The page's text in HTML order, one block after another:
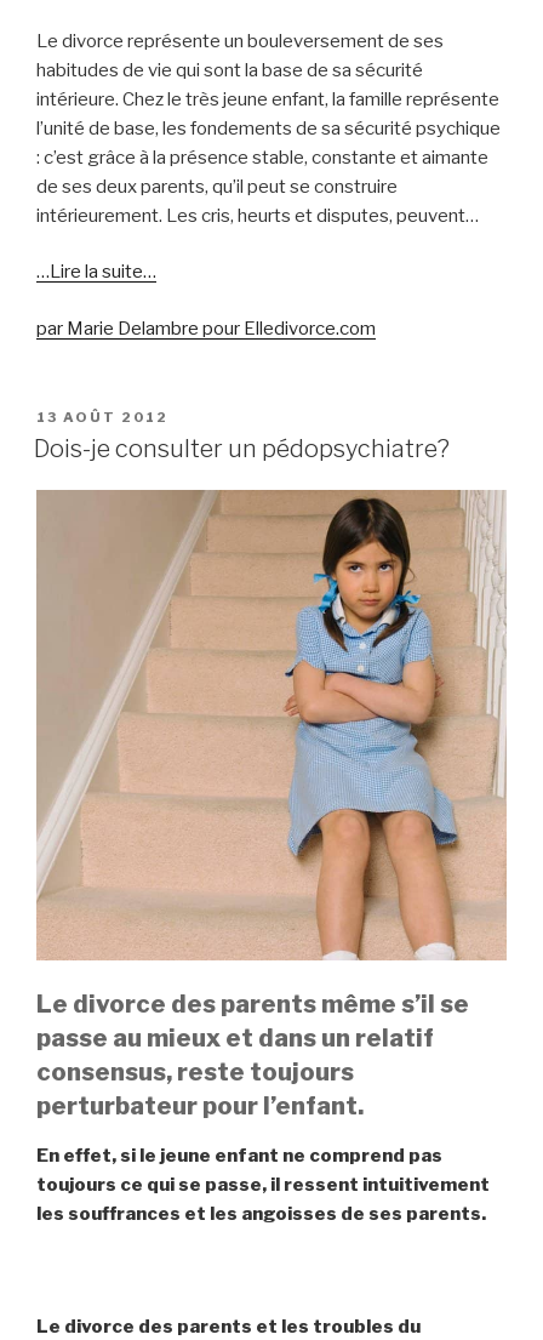
Le divorce représente un bouleversement de ses
habitudes de vie qui sont la base de sa sécurité
intérieure. Chez le très jeune enfant, la famille représente
l’unité de base, les fondements de sa sécurité psychique
: c’est grâce à la présence stable, constante et aimante
de ses deux parents, qu’il peut se construire
intérieurement. Les cris, heurts et disputes, peuvent…
…Lire la suite…
par Marie Delambre pour Elledivorce.com
PUBLIÉ
LE
13 AOÛT 2012
Dois-je consulter un pédopsychiatre?
Le divorce des parents même s’il se
passe au mieux et dans un relatif
consensus, reste toujours
perturbateur pour l’enfant.
En effet, si le jeune enfant ne comprend pas
toujours ce qui se passe, il ressent intuitivement
les souffrances et les angoisses de ses parents.
Le divorce des parents et les troubles du